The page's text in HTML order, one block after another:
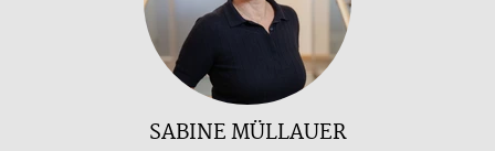
SABINE MÜLLAUER